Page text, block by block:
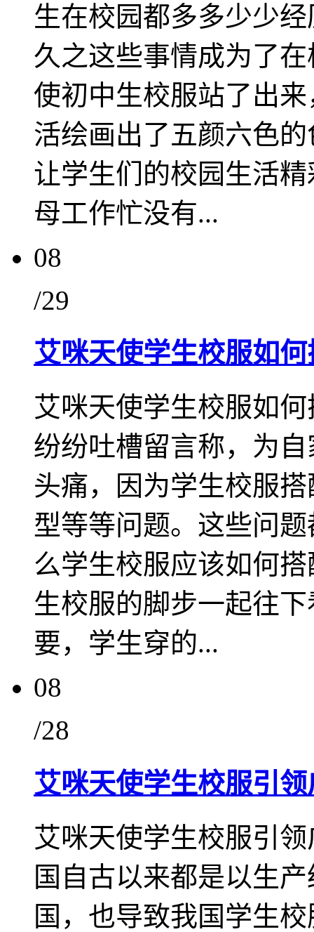
生在校园都多多少少
久之这些事情成为了
使初中生校服站了出
活绘画出了五颜六色
让学生们的校园生活
母工作忙没有...
08
/29
艾咪天使学生校服如何
艾咪天使学生校服如
纷纷吐槽留言称，为
头痛，因为学生校服
型等等问题。这些问
么学生校服应该如何
生校服的脚步一起往
要，学生穿的...
08
/28
艾咪天使学生校服引
艾咪天使学生校服引
国自古以来都是以生
国，也导致我国学生